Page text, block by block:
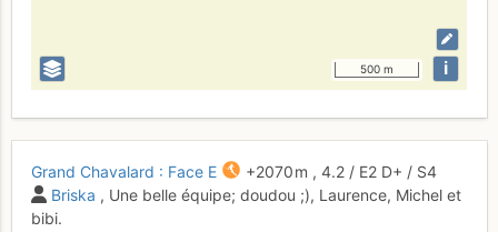
500 m i
Grand Chavalard : Face E +2070 m , 4.2 / E2 D+ / S4
Briska , Une belle équipe; doudou ;), Laurence, Michel et
bibi.